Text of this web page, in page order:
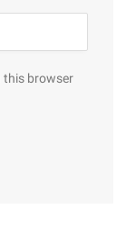
this browser